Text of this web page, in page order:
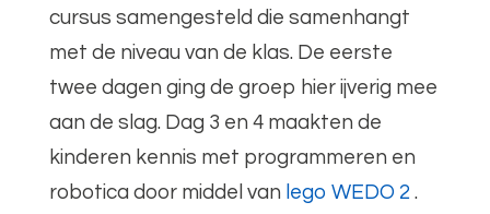
cursus samengesteld die samenhangt
met de niveau van de klas. De eerste
twee dagen ging de groep hier ijverig mee
aan de slag. Dag 3 en 4 maakten de
kinderen kennis met programmeren en
robotica door middel van lego WEDO 2 .